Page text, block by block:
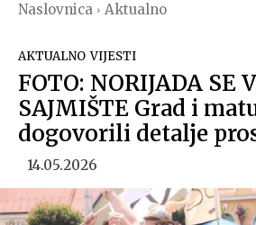
Naslovnica Aktualno
AKTUALNO VIJESTI
FOTO: NORIJADA SE
SAJMIŠTE Grad i
dogovorili detalje
14.05.2026